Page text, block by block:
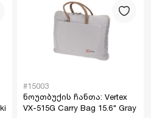
#15003
ნოუთბუქის ჩანთა: Vertex
VX-515G Carry Bag 15.6" Gray